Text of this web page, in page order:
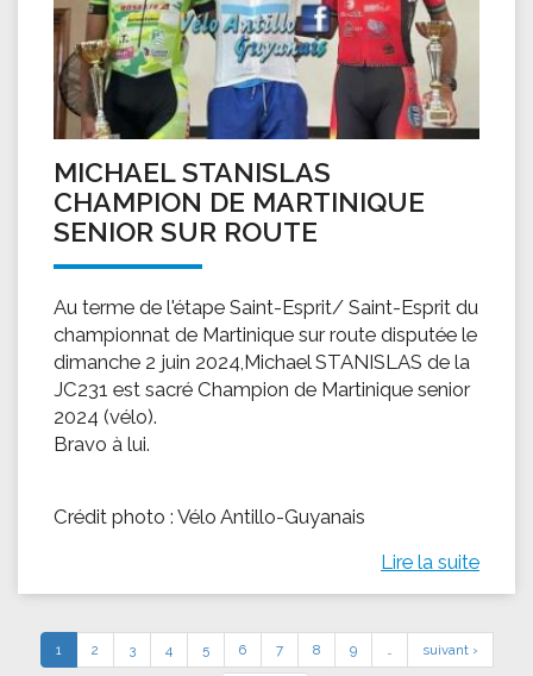
MICHAEL STANISLAS
CHAMPION DE MARTINIQUE
SENIOR SUR ROUTE
Au terme de l'étape Saint-Esprit/ Saint-Esprit du
championnat de Martinique sur route disputée le
dimanche 2 juin 2024,Michael STANISLAS de la
JC231 est sacré Champion de Martinique senior
2024 (vélo).
Bravo à lui.
Crédit photo : Vélo Antillo-Guyanais
Lire la suite
1 2 3 4 5 6 7 8 9 … suivant ›